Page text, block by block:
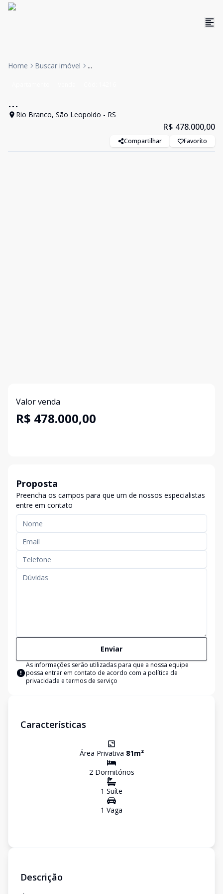
Home Buscar imóvel ...
...
Rio Branco, São Leopoldo - RS
R$ 478.000,00
Compartilhar Favorito
Valor venda
R$ 478.000,00
Proposta
Preencha os campos para que um de nossos especialistas
entre em contato
Enviar
As informações serão utilizadas para que a nossa equipe
possa entrar em contato de acordo com a política de
privacidade e termos de serviço
Características
Área Privativa 81m²
2Dormitórios
1 Suíte
1 Vaga
Descrição